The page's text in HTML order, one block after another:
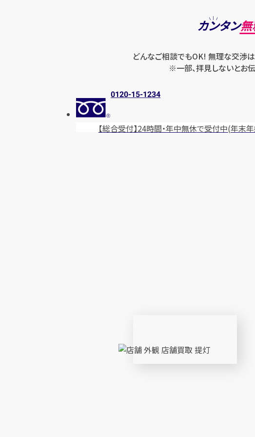
カンタン
どんなご相談でもOK! 無理な交渉は
※一部、拝見しないとお
0120-15-1234
【総合受付】24時間・年中無休で受付中(年末